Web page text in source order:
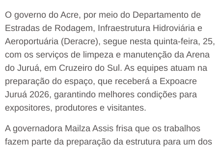
O governo do Acre, por meio do Departamento de
Estradas de Rodagem, Infraestrutura Hidroviária e
Aeroportuária (Deracre), segue nesta quinta-feira, 25,
com os serviços de limpeza e manutenção da Arena
do Juruá, em Cruzeiro do Sul. As equipes atuam na
preparação do espaço, que receberá a Expoacre
Juruá 2026, garantindo melhores condições para
expositores, produtores e visitantes.
A governadora Mailza Assis frisa que os trabalhos
fazem parte da preparação da estrutura para um dos